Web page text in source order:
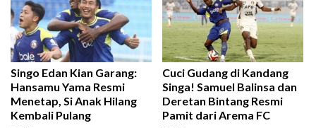
Singo Edan Kian Garang:
Hansamu Yama Resmi
Menetap, Si Anak Hilang
Kembali Pulang
Cuci Gudang di Kandang
Singa! Samuel Balinsa dan
Deretan Bintang Resmi
Pamit dari Arema FC